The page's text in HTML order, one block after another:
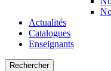
Actualités
Catalogues
Enseignants
Rechercher